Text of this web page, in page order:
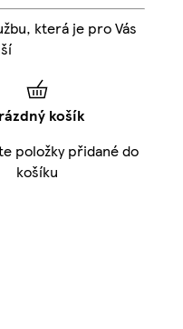
která je pro Vás
košík
položky přidané do
košíku